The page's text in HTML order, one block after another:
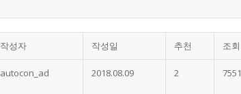
작성자 작성일 추천 조회
autocon_ad 2018.08.09 2 7551